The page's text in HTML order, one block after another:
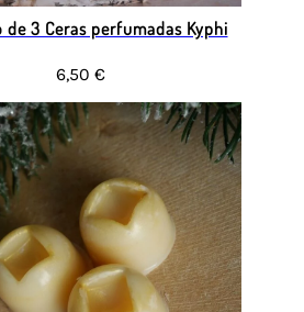
de 3 Ceras perfumadas Kyphi
6,50 €